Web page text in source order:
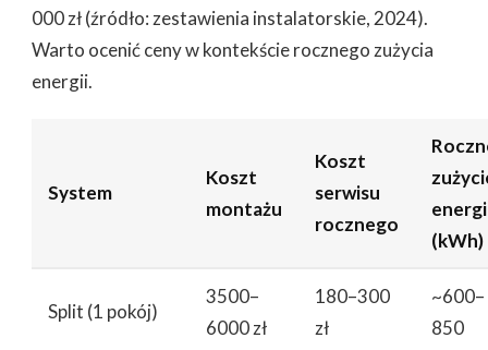
000 zł (źródło: zestawienia instalatorskie, 2024).
Warto ocenić ceny w kontekście rocznego zużycia
energii.
System
Koszt
montażu
Koszt
serwisu
rocznego
(kWh)
Split (1 pokój)
3500–
6000 zł
180–300
zł
~600–
850